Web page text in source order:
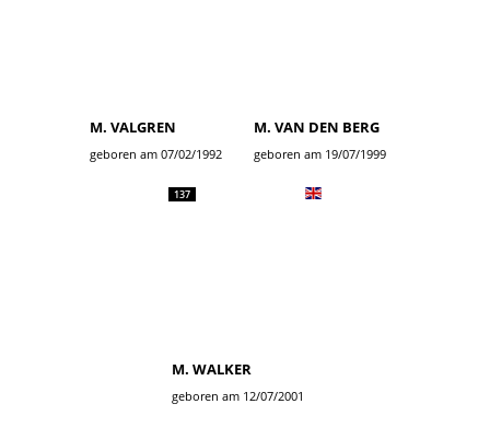
M. VALGREN
geboren am 07/02/1992
M. VAN DEN BERG
geboren am 19/07/1999
137
M. WALKER
geboren am 12/07/2001